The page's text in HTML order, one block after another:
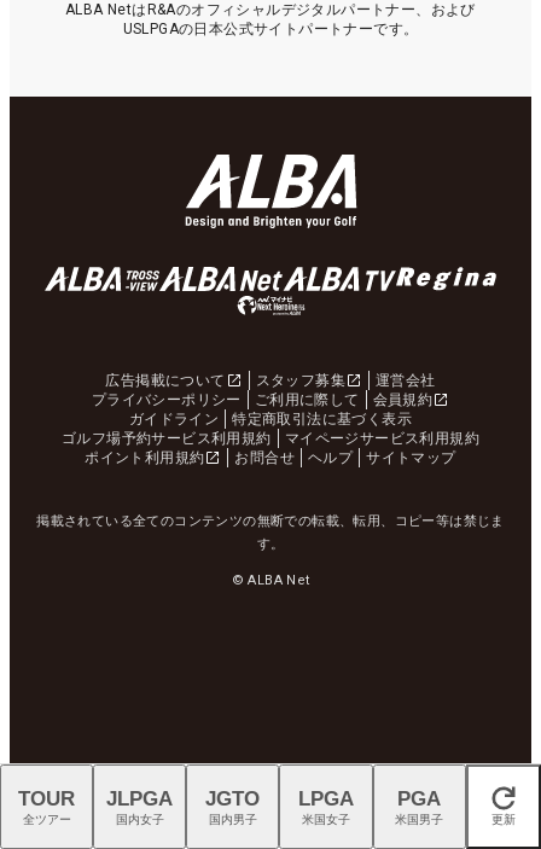
ALBA NetはR&Aのオフィシャルデジタルパートナー、および
USLPGAの日本公式サイトパートナーです。
広告掲載について スタッフ募集
運営会社
プライバシーポリシー
ご利用に際して
会員規約
ガイドライン
特定商取引法に基づく表示
ゴルフ場予約サービス利用規約
マイページサービス利用規約
ポイント利用規約
お問合せ ヘルプ サイトマップ
掲載されている全てのコンテンツの無断での転載、転用、コピー等は禁じま
す。
© ALBA Net
閉じる
TOUR
全ツアー
JLPGA
国内女子
JGTO
国内男子
LPGA
米国女子
PGA
米国男子 更新